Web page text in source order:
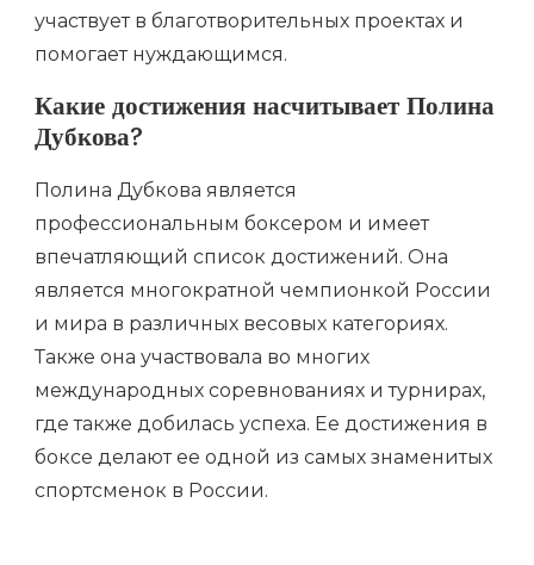
участвует в благотворительных проектах и
помогает нуждающимся.
Какие достижения насчитывает Полина
Дубкова?
Полина Дубкова является
профессиональным боксером и имеет
впечатляющий список достижений. Она
является многократной чемпионкой России
и мира в различных весовых категориях.
Также она участвовала во многих
международных соревнованиях и турнирах,
где также добилась успеха. Ее достижения в
боксе делают ее одной из самых знаменитых
спортсменок в России.